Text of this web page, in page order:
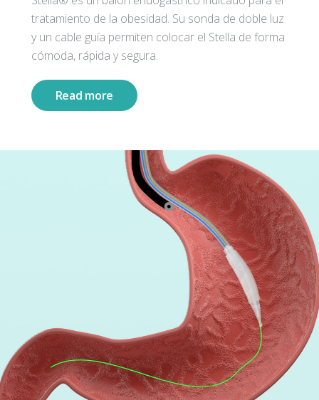
tratamiento de la obesidad. Su sonda de doble luz
y un cable guía permiten colocar el Stella de forma
cómoda, rápida y segura.
Read more